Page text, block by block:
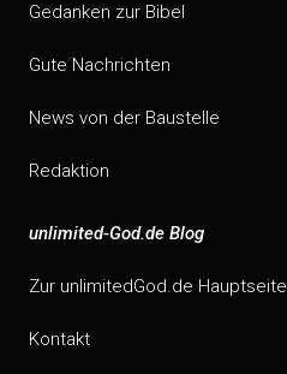
Gedanken zur Bibel
Gute Nachrichten
News von der Baustelle
Redaktion
unlimited-God.de Blog
Zur unlimitedGod.de Hauptseite
Kontakt